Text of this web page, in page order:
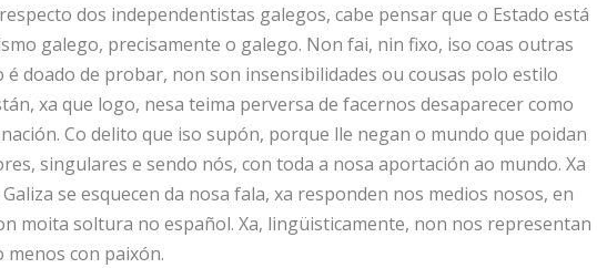
dos independentistas galegos, cabe pensar que o Estado está
galego, precisamente o galego. Non fai, nin fixo, iso coas outras
é doado de probar, non son insensibilidades ou cousas polo estilo
xa que logo, nesa teima perversa de facernos desaparecer como
Co delito que iso supón, porque lle negan o mundo que poidan
singulares e sendo nós, con toda a nosa aportación ao mundo. Xa
se esquecen da nosa fala, xa responden nos medios nosos, en
moita soltura no español. Xa, lingüisticamente, non nos representan
con paixón.